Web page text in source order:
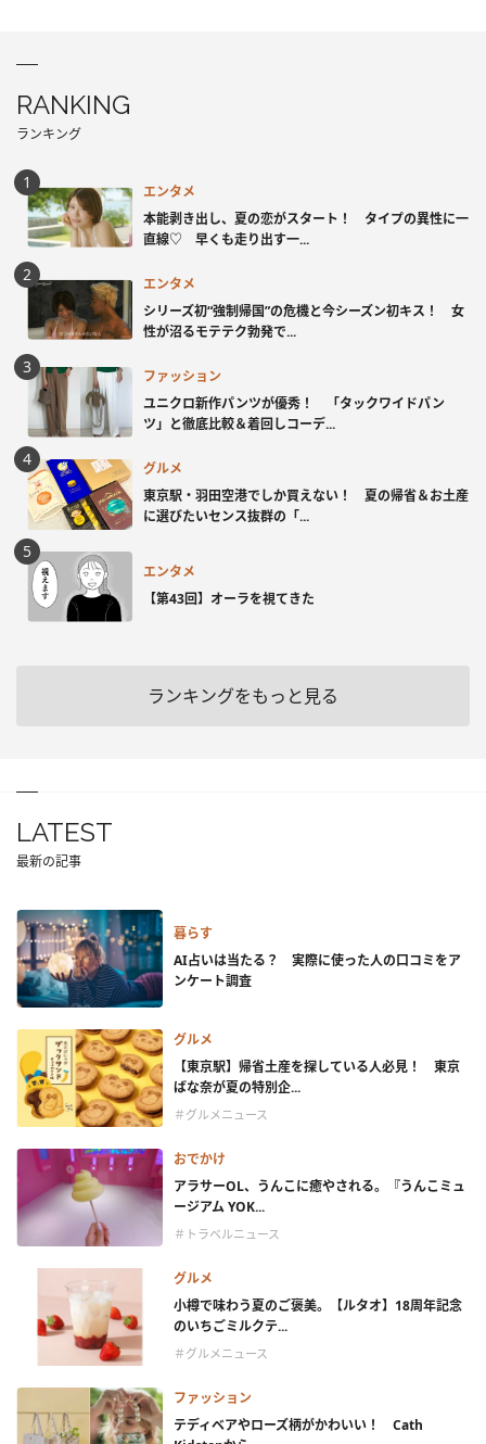
RANKING
ランキング
エンタメ
本能剥き出し、夏の恋がスタート！ タイプの異性に一
直線♡ 早くも走り出す一...
エンタメ
シリーズ初“強制帰国”の危機と今シーズン初キス！ 女
性が沼るモテテク勃発で...
ファッション
ユニクロ新作パンツが優秀！ 「タックワイドパン
ツ」と徹底比較＆着回しコーデ...
グルメ
東京駅・羽田空港でしか買えない！ 夏の帰省＆お土産
に選びたいセンス抜群の「...
エンタメ
【第43回】オーラを視てきた
ランキングをもっと見る
LATEST
最新の記事
暮らす
AI占いは当たる？ 実際に使った人の口コミをア
ンケート調査
グルメ
【東京駅】帰省土産を探している人必見！ 東京
ばな奈が夏の特別企...
＃グルメニュース
おでかけ
アラサーOL、うんこに癒やされる。『うんこミュ
ージアム YOK...
＃トラベルニュース
グルメ
小樽で味わう夏のご褒美。【ルタオ】18周年記念
のいちごミルクテ...
＃グルメニュース
ファッション
テディベアやローズ柄がかわいい！ Cath